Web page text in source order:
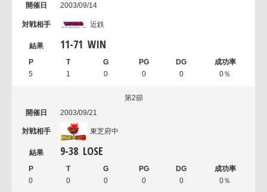
2003/09/14
近鉄
11-71 WIN
5 1 0 0 0 0％
第2節
2003/09/21
東芝府中
9-38 LOSE
0 0 0 0 0 0％